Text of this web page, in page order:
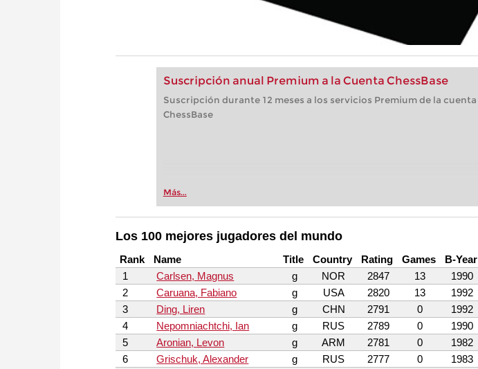
Suscripción anual Premium a la Cuenta ChessBase
Suscripción durante 12 meses a los servicios Premium de la cuenta
ChessBase
Más...
Los 100 mejores jugadores del mundo
Rank Name Title Country Rating Games
B-Year
1
Carlsen, Magnus g NOR 2847 13
1990
2
Caruana, Fabiano g USA 2820 13
1992
3
Ding, Liren g CHN 2791 0
1992
4
Nepomniachtchi, Ian g RUS 2789 0
1990
5
Aronian, Levon g ARM 2781 0
1982
6
Grischuk, Alexander g RUS 2777 0
1983